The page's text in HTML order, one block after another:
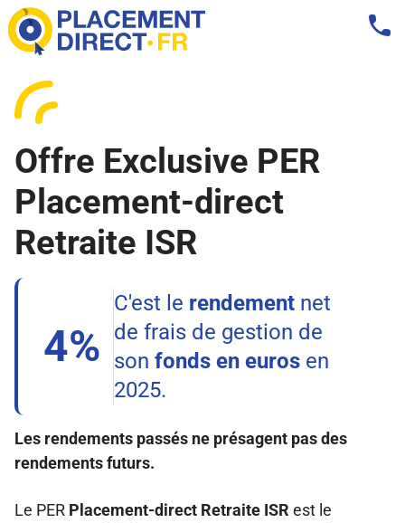
Offre Exclusive PER
Placement-direct
Retraite ISR
4%
C'est le rendement net
de frais de gestion de
son fonds en euros en
2025.
Les rendements passés ne présagent pas des
rendements futurs.
Le PER Placement-direct Retraite ISR est le